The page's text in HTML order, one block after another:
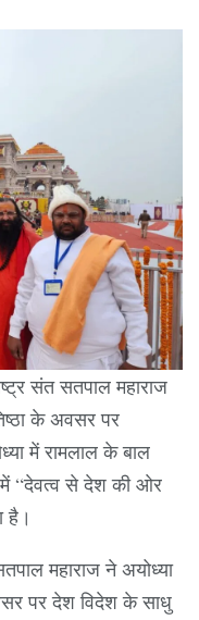
संत सतपाल महाराज
के अवसर पर
में रामलाल के बाल
में “देवत्व से देश की ओर
है।
महाराज ने अयोध्या
पर देश विदेश के साधु